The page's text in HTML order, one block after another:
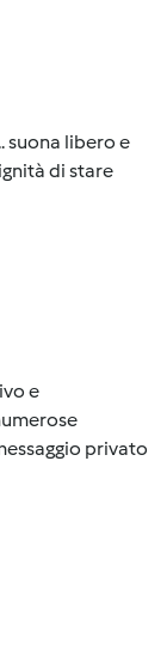
suona libero e
di stare
e
privato